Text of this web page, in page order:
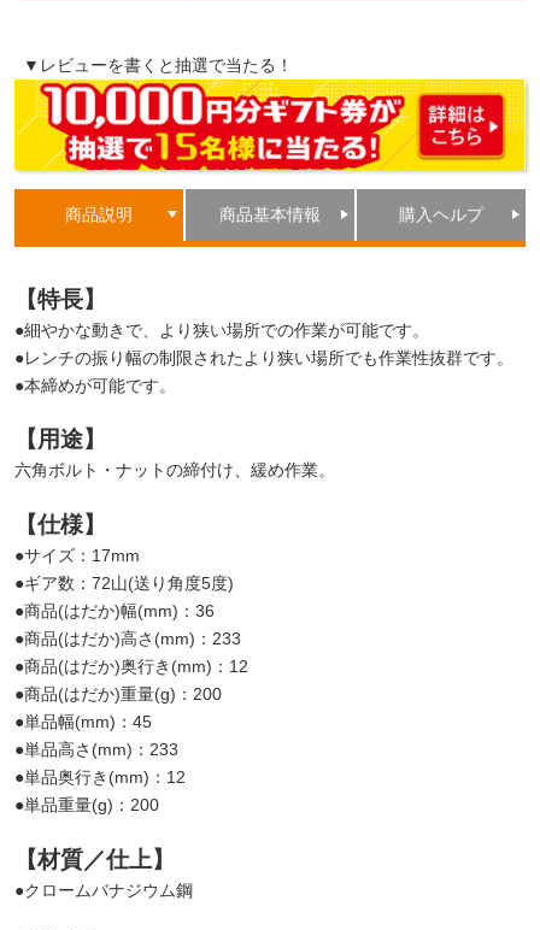
▼レビューを書くと抽選で当たる！
商品説明 商品基本情報 購入ヘルプ
【特長】
●細やかな動きで、より狭い場所での作業が可能です。
●レンチの振り幅の制限されたより狭い場所でも作業性抜群です。
●本締めが可能です。
【用途】
六角ボルト・ナットの締付け、緩め作業。
【仕様】
●サイズ：17mm
●ギア数：72山(送り角度5度)
●商品(はだか)幅(mm)：36
●商品(はだか)高さ(mm)：233
●商品(はだか)奥行き(mm)：12
●商品(はだか)重量(g)：200
●単品幅(mm)：45
●単品高さ(mm)：233
●単品奥行き(mm)：12
●単品重量(g)：200
【材質／仕上】
●クロームバナジウム鋼